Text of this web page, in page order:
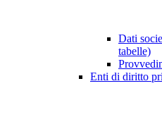
Dati
tabelle)
Enti di diritto